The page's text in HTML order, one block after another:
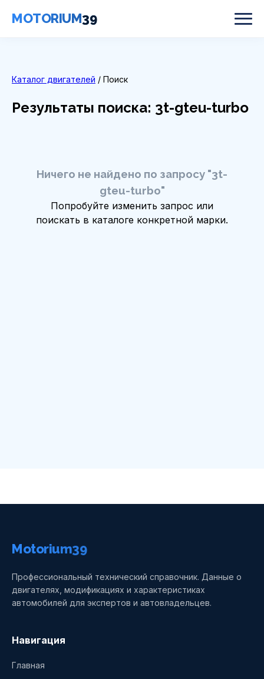
MOTORIUM39
Каталог двигателей / Поиск
Результаты поиска: 3t-gteu-turbo
Ничего не найдено по запросу "3t-
gteu-turbo"
Попробуйте изменить запрос или
поискать в каталоге конкретной марки.
Motorium39
Профессиональный технический справочник. Данные о
двигателях, модификациях и характеристиках
автомобилей для экспертов и автовладельцев.
Навигация
Главная